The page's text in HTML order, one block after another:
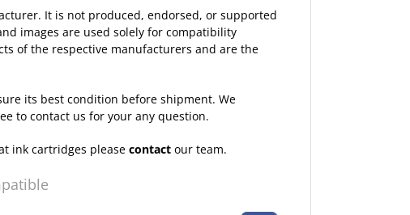
It is not produced, endorsed, or supported
images are used solely for compatibility
of the respective manufacturers and are the
its best condition before shipment. We
to contact us for your any question.
ink cartridges please contact our team.